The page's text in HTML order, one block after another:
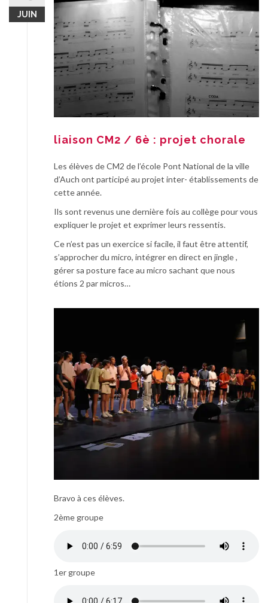
JUIN
liaison CM2 / 6è : projet chorale
Les élèves de CM2 de l’école Pont National de la ville
d’Auch ont participé au projet inter- établissements de
cette année.
Ils sont revenus une dernière fois au collège pour vous
expliquer le projet et exprimer leurs ressentis.
Ce n’est pas un exercice si facile, il faut être attentif,
s’approcher du micro, intégrer en direct en jingle ,
gérer sa posture face au micro sachant que nous
étions 2 par micros…
Bravo à ces élèves.
2ème groupe
1er groupe